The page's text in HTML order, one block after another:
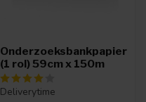
Onderzoeksbankpapier
(1 rol) 59cm x 150m
Deliverytime